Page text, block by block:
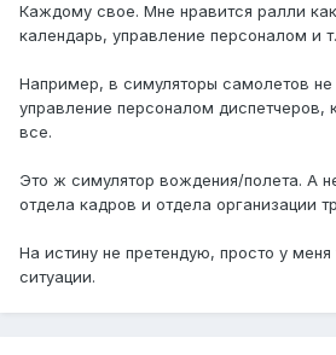
Каждому свое. Мне нравится ралли
календарь, управление персоналом и
Например, в симуляторы самолетов
управление персоналом диспетчеров,
все.
Это ж симулятор вождения/полета. А
отдела кадров и отдела организации
На истину не претендую, просто у меня
ситуации.